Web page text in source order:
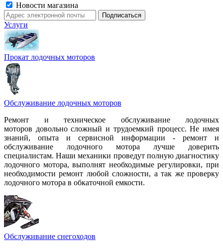
Новости магазина
Услуги
Прокат лодочных моторов
Обслуживание лодочных моторов
Ремонт и техническое обслуживание лодочных
моторов довольно сложный и трудоемкий процесс. Не имея
знаний, опыта и сервисной информации - ремонт и
обслуживание лодочного мотора лучше доверить
специалистам. Наши механики проведут полную диагностику
лодочного мотора, выполнят необходимые регулировки, при
необходимости ремонт любой сложности, а так же проверку
лодочного мотора в обкаточной емкости.
Обслуживание снегоходов